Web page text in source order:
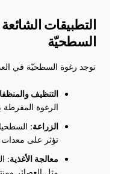
التطبيقات
السطحيّة
توجد رغوة السطحيّة في
التنظيف
الرغوة المفرطة
الزراعة:
تؤثر على
معالجة الأغذية: